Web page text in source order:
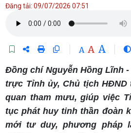
Đăng tải: 09/07/2026 07:51
A A A
Đồng chí Nguyễn Hồng Lĩnh
trực Tỉnh ủy, Chủ tịch
quan tham mưu, giúp việc
tục phát huy tinh thần đoàn
mới tư duy, phương pháp